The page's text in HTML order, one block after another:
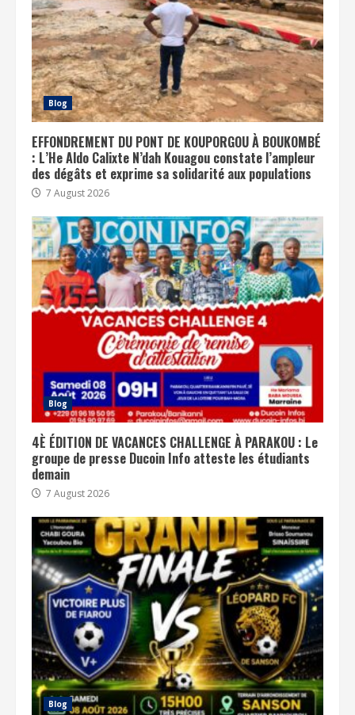
Blog
EFFONDREMENT DU PONT DE KOUPORGOU À BOUKOMBÉ
: L’He Aldo Calixte N’dah Kouagou constate l’ampleur
des dégâts et exprime sa solidarité aux populations
7 August 2026
Blog
4È ÉDITION DE VACANCES CHALLENGE À PARAKOU : Le
groupe de presse Ducoin Info atteste les étudiants
demain
7 August 2026
Blog